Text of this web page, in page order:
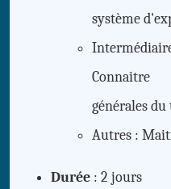
système
générales
Autres :
Durée: 2 jours